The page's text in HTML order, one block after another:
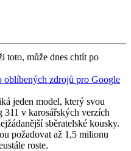
toto, může dnes chtít po
oblíbených zdrojů pro Google
jeden model, který svou
311 v karosářských verzích
sběratelské kousky.
požadovat až 1,5 milionu
roste.